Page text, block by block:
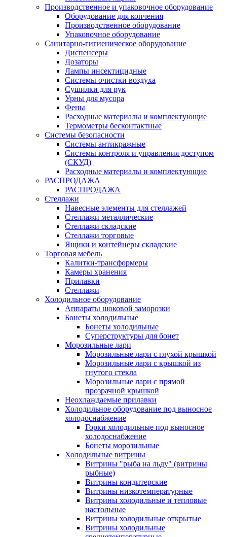
Производственное и упаковочное оборудование
Оборудование для копчения
Производственное оборудование
Упаковочное оборудование
Санитарно-гигиеническое оборудование
Диспенсеры
Дозаторы
Лампы инсектицидные
Системы очистки воздуха
Сушилки для рук
Урны для мусора
Фены
Расходные материалы и комплектующие
Термометры бесконтактные
Системы безопасности
Системы антикражные
Системы контроля и управления доступом
(СКУД)
Расходные материалы и комплектующие
РАСПРОДАЖА
РАСПРОДАЖА
Стеллажи
Навесные элементы для стеллажей
Стеллажи металлические
Стеллажи складские
Стеллажи торговые
Ящики и контейнеры складские
Торговая мебель
Калитки-трансформеры
Камеры хранения
Прилавки
Стеллажи
Холодильное оборудование
Аппараты шоковой заморозки
Бонеты холодильные
Бонеты холодильные
Суперструктуры для бонет
Морозильные лари
Морозильные лари с глухой крышкой
Морозильные лари с крышкой из
гнутого стекла
Морозильные лари с прямой
прозрачной крышкой
Неохлаждаемые прилавки
Холодильное оборудование под выносное
холодоснабжение
Горки холодильные под выносное
холодоснабжение
Бонеты морозильные
Холодильные витрины
Витрины "рыба на льду" (витрины
рыбные)
Витрины кондитерские
Витрины низкотемпературные
Витрины холодильные и тепловые
настольные
Витрины холодильные открытые
Витрины холодильные